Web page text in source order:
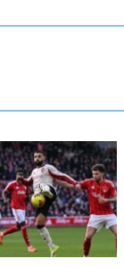
23 فوریه 2026